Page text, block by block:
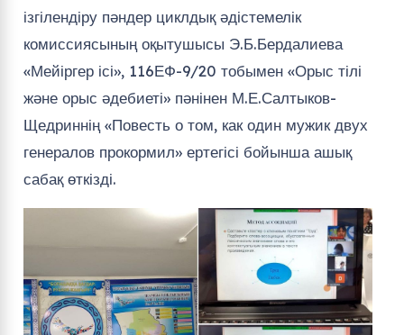
ізгілендіру пәндер циклдық әдістемелік
комиссиясының оқытушысы Э.Б.Бердалиева
«Мейіргер ісі», 116ЕФ-9/20 тобымен «Орыс тілі
және орыс әдебиеті» пәнінен М.Е.Салтыков-
Щедриннің «Повесть о том, как один мужик двух
генералов прокормил» ертегісі бойынша ашық
сабақ өткізді.